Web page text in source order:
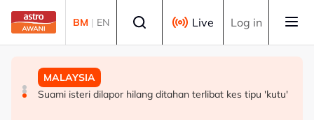
Skip to main content
BM | EN Live Log in
POLITIK
‘Kalau saya dianggap orang luar, jelas kenyanyukan itu’
DUNIA
Trump dakwa kompleks ketenteraan besar sedang
MALAYSIA
Suami isteri dilapor hilang ditahan terlibat kes tipu 'kutu'